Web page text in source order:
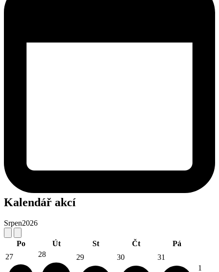
Kalendář akcí
Srpen2026
Po Út St Čt
Pá
27
28 29 30 31
1